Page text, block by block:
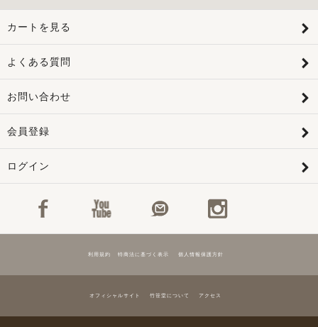
カートを見る
よくある質問
お問い合わせ
会員登録
ログイン
利用規約 特商法に基づく表示 個人情報保護方針
オフィシャルサイト 竹笹堂について アクセス